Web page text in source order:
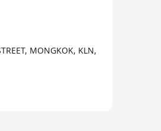
MONGKOK, KLN,